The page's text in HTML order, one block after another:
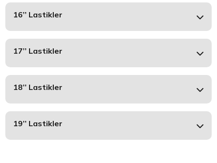
16’’ Lastikler
17’’ Lastikler
18’’ Lastikler
19’’ Lastikler